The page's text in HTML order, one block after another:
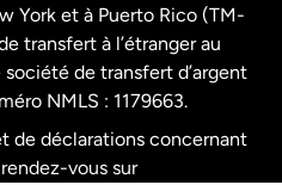
York et à Puerto Rico (TM-
transfert à l’étranger au
de transfert d’argent
NMLS : 1179663.
de déclarations concernant
vous sur